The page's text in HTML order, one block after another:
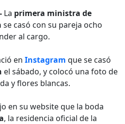
La primera ministra de
se casó con su pareja ocho
al cargo.
en Instagram que se casó
el sábado, y colocó una foto de
y flores blancas.
en su website que la boda
, la residencia oficial de la